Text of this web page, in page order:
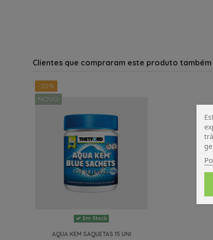
Clientes que compraram este produto
-20%
NOVO
Em Stock
AQUA KEM SAQUETAS 15 UNI